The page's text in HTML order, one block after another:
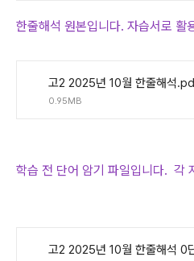
한줄해석 원본입니다. 자습서로 활
고2 2025년 10월 한줄해석
0.95MB
학습 전 단어 암기 파일입니다. 각